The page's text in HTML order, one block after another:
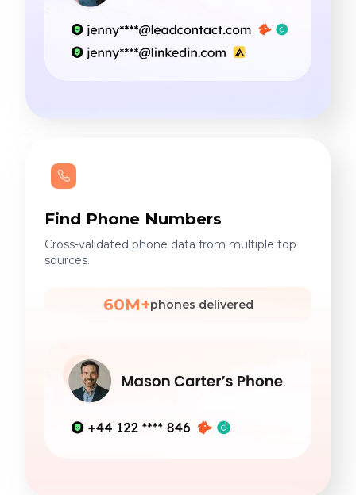
Find Phone Numbers
Cross-validated phone data from multiple top
sources.
60M+phones delivered